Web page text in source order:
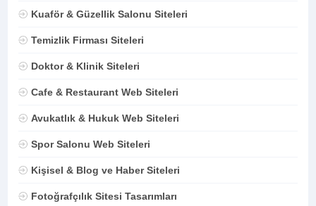
Kuaför & Güzellik Salonu Siteleri
Temizlik Firması Siteleri
Doktor & Klinik Siteleri
Cafe & Restaurant Web Siteleri
Avukatlık & Hukuk Web Siteleri
Spor Salonu Web Siteleri
Kişisel & Blog ve Haber Siteleri
Fotoğrafçılık Sitesi Tasarımları